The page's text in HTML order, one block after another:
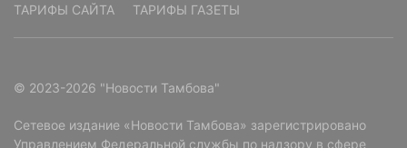
ТАРИФЫ САЙТА
ТАРИФЫ ГАЗЕТЫ
© 2023-2026 "Новости Тамбова"
Сетевое издание «Новости Тамбова» зарегистрировано
Управлением Федеральной службы по надзору в сфере